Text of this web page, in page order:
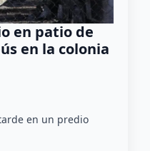
en patio de
en la colonia
en un predio